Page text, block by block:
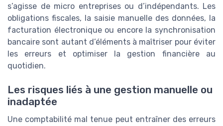
s’agisse de micro entreprises ou d’indépendants. Les
obligations fiscales, la saisie manuelle des données, la
facturation électronique ou encore la synchronisation
bancaire sont autant d’éléments à maîtriser pour éviter
les erreurs et optimiser la gestion financière au
quotidien.
Les risques liés à une gestion manuelle ou
inadaptée
Une comptabilité mal tenue peut entraîner des erreurs